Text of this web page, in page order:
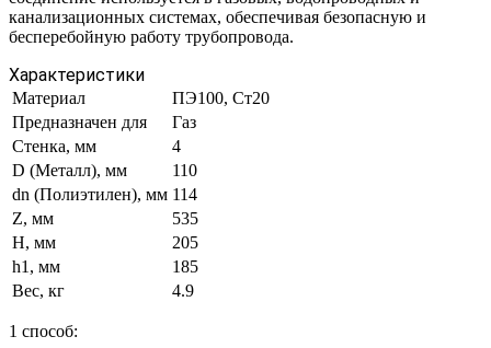
канализационных системах, обеспечивая безопасную и
бесперебойную работу трубопровода.
Характеристики
Материал
ПЭ100, Ст20
Предназначен для
Газ
Стенка, мм
4
D (Металл), мм
110
dn (Полиэтилен), мм 114
Z, мм
535
H, мм
205
h1, мм
185
Вес, кг
4.9
1 способ: